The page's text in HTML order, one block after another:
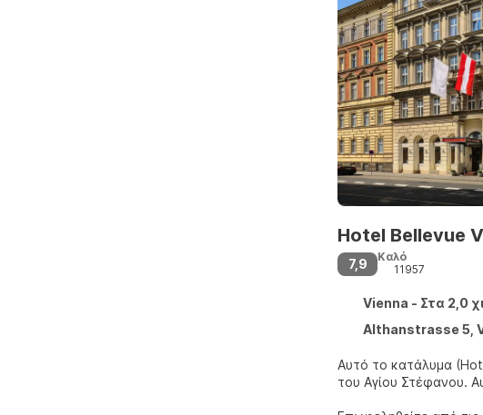
Hotel Bellevue
7,9
Καλό
11957
Vienna - Στα 2,0
Althanstrasse 5,
Αυτό το κατάλυμα